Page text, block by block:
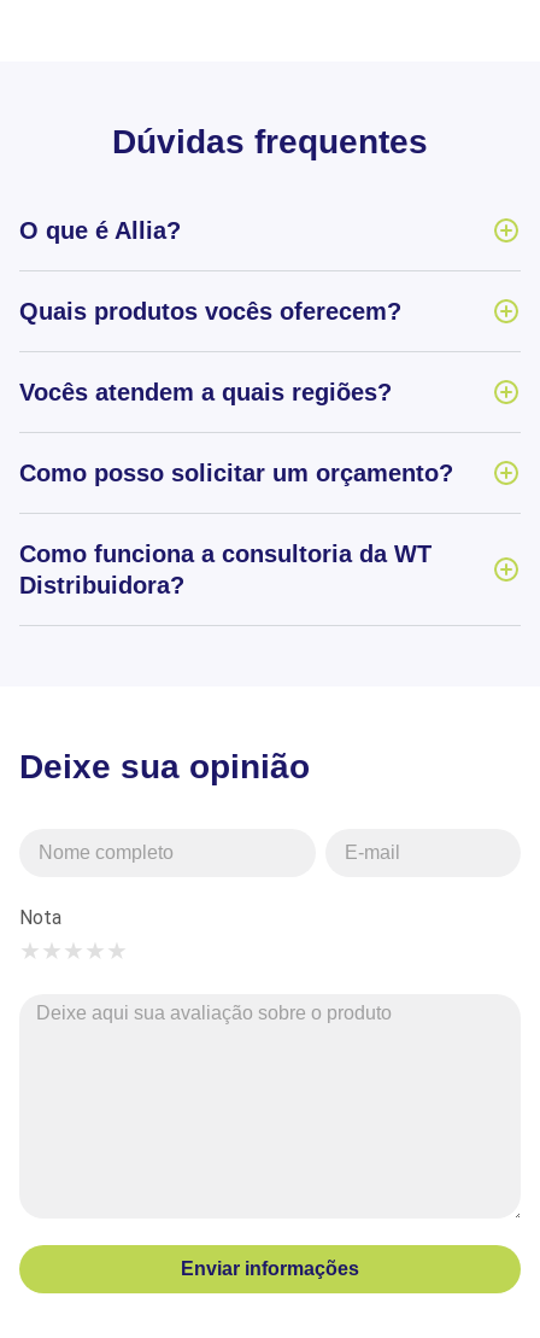
Dúvidas frequentes
O que é Allia?
Quais produtos vocês oferecem?
Vocês atendem a quais regiões?
Como posso solicitar um orçamento?
Como funciona a consultoria da WT
Distribuidora?
Deixe sua opinião
Nota
★
★
★
★
★
Enviar informações